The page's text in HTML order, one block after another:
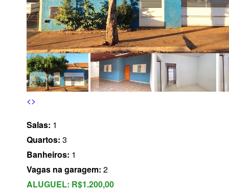
<>
Salas: 1
Quartos: 3
Banheiros: 1
Vagas na garagem: 2
ALUGUEL: R$1.200,00